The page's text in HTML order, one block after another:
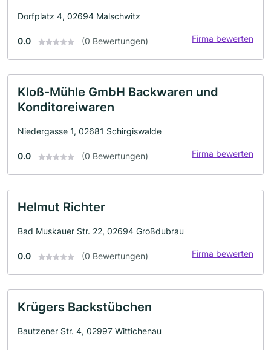
Dorfplatz 4, 02694 Malschwitz
0.0 (0 Bewertungen) Firma bewerten
Kloß-Mühle GmbH Backwaren und
Konditoreiwaren
Niedergasse 1, 02681 Schirgiswalde
0.0 (0 Bewertungen) Firma bewerten
Helmut Richter
Bad Muskauer Str. 22, 02694 Großdubrau
0.0 (0 Bewertungen) Firma bewerten
Krügers Backstübchen
Bautzener Str. 4, 02997 Wittichenau